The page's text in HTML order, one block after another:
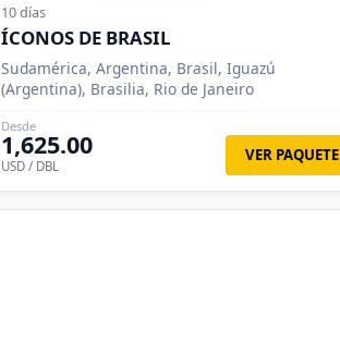
10 días
ÍCONOS DE BRASIL
Sudamérica, Argentina, Brasil, Iguazú
(Argentina), Brasilia, Rio de Janeiro
Desde
1,625.00
USD / DBL
VER PAQUETE